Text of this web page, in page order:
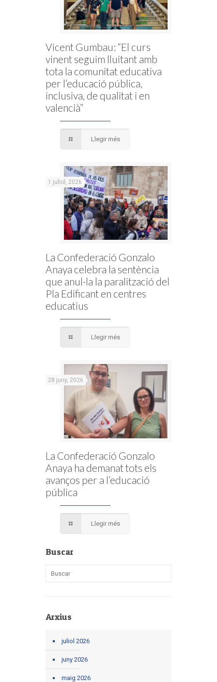
Vicent Gumbau: “El curs
vinent seguim lluitant amb
tota la comunitat educativa
per l’educació pública,
inclusiva, de qualitat i en
valencià”
Llegir més
1 juliol, 2026
La Confederació Gonzalo
Anaya celebra la sentència
que anul·la la paralització del
Pla Edificant en centres
educatius
Llegir més
28 juny, 2026
La Confederació Gonzalo
Anaya ha demanat tots els
avanços per a l’educació
pública
Llegir més
Buscar
Arxius
juliol 2026
juny 2026
maig 2026